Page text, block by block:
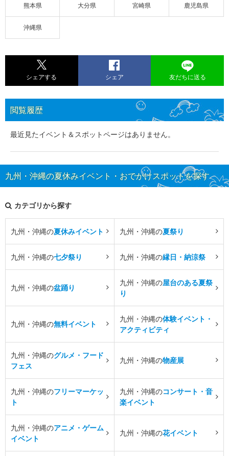
熊本県 大分県 宮崎県 鹿児島県
沖縄県
シェアする シェア 友だちに送る
閲覧履歴
最近見たイベント＆スポットページはありません。
九州・沖縄の夏休みイベント・おでかけスポットを探す
カテゴリから探す
九州・沖縄の夏休みイベント 九州・沖縄の夏祭り
九州・沖縄の七夕祭り 九州・沖縄の縁日・納涼祭
九州・沖縄の盆踊り
九州・沖縄の屋台のある夏祭
り
九州・沖縄の無料イベント
九州・沖縄の体験イベント・
アクティビティ
九州・沖縄のグルメ・フード
フェス
九州・沖縄の物産展
九州・沖縄のフリーマーケッ
ト
九州・沖縄のコンサート・音
楽イベント
九州・沖縄のアニメ・ゲーム
イベント
九州・沖縄の花イベント